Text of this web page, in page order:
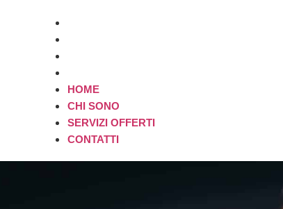
HOME
CHI SONO
SERVIZI OFFERTI
CONTATTI